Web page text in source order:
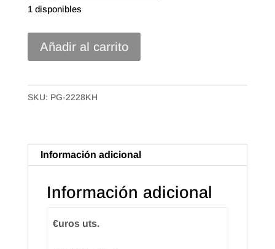
1 disponibles
Bolsa
22+10X28
Natural
cantidad
Añadir al carrito
SKU: PG-2228KH
Información adicional
Información adicional
€uros uts.